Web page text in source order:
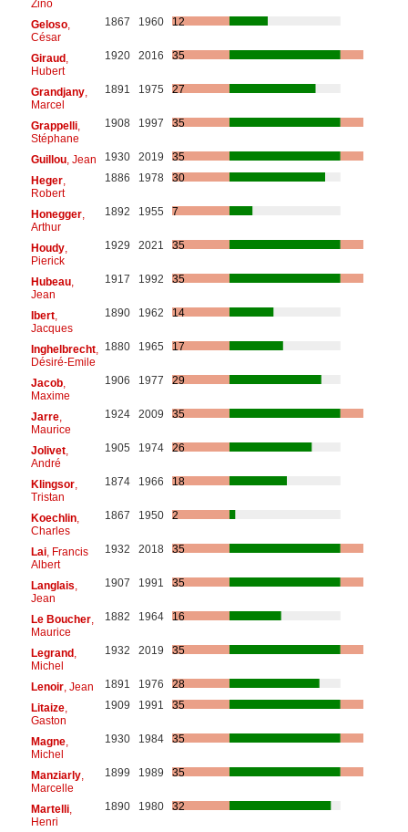
Zino
Geloso,
César
1867 1960 12
Giraud,
Hubert
1920 2016 35
Grandjany,
Marcel
1891 1975 27
Grappelli,
Stéphane
1908 1997 35
Guillou, Jean 1930 2019
35
Heger,
Robert
1886 1978 30
Honegger,
Arthur
1892 1955 7
Houdy,
Pierick
1929 2021 35
Hubeau,
Jean
1917 1992 35
Ibert,
Jacques
1890 1962 14
Inghelbrecht,
Désiré-Emile
1880 1965 17
Jacob,
Maxime
1906 1977 29
Jarre,
Maurice
1924 2009 35
Jolivet,
André
1905 1974 26
Klingsor,
Tristan
1874 1966 18
Koechlin,
Charles
1867 1950 2
Lai, Francis
Albert
1932 2018 35
Langlais
Jean
1907 1991 35
Le Boucher,
Maurice
1882 1964 16
Legrand,
Michel
1932 2019 35
Lenoir, Jean 1891 1976
28
Litaize,
Gaston
1909 1991 35
Magne,
Michel
1930 1984 35
Manziarly,
Marcelle
1899 1989 35
Martelli,
Henri
1890 1980 32